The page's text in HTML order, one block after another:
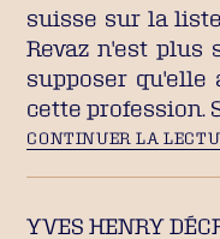
suisse sur la
Revaz n'est plus
supposer
cette profession.
CONTINUER LA
YVES HENRY